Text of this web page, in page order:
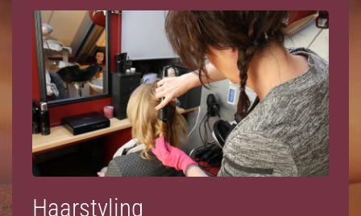
Haarstyling